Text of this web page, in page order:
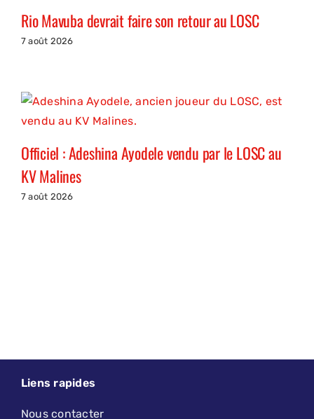
Rio Mavuba devrait faire son retour au LOSC
7 août 2026
Officiel : Adeshina Ayodele vendu par le LOSC au
KV Malines
7 août 2026
Liens rapides
Nous contacter